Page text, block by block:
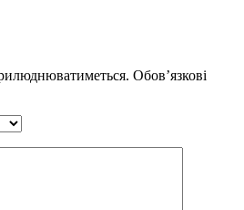
Обов’язкові